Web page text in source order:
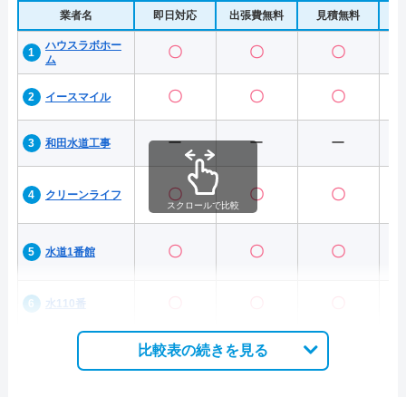
業者名 即日対応 出張費無料 見積無料
ハウスラボホー
ム
〇 〇 〇
イースマイル 〇 〇 〇
和田水道工事 ー ー ー
クリーンライフ 〇 〇 〇
水道1番館 〇 〇 〇
水110番
スクロールで比較
比較表の続きを見る